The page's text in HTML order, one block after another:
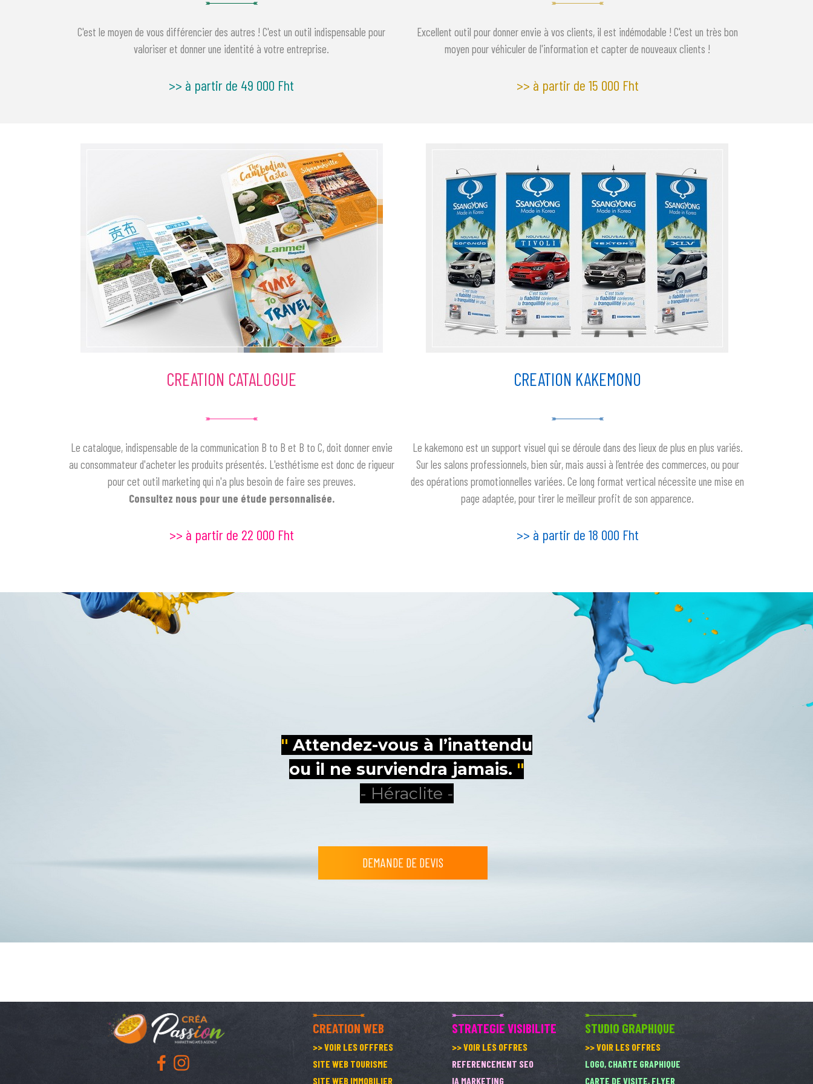
C'est le moyen de vous différencier des autres ! C'est un outil indispensable pour
valoriser et donner une identité à votre entreprise.
>> à partir de 49 000 Fht
Excellent outil pour donner envie à vos clients, il est indémodable ! C'est un très bon
moyen pour véhiculer de l'information et capter de nouveaux clients !
>> à partir de 15 000 Fht
CREATION CATALOGUE
Le catalogue, indispensable de la communication B to B et B to C, doit donner envie
au consommateur d'acheter les produits présentés. L'esthétisme est donc de rigueur
pour cet outil marketing qui n'a plus besoin de faire ses preuves.
Consultez nous pour une étude personnalisée.
>> à partir de 22 000 Fht
CREATION KAKEMONO
Le kakemono est un support visuel qui se déroule dans des lieux de plus en plus variés.
Sur les salons professionnels, bien sûr, mais aussi à l’entrée des commerces, ou pour
des opérations promotionnelles variées. Ce long format vertical nécessite une mise en
page adaptée, pour tirer le meilleur profit de son apparence.
>> à partir de 18 000 Fht
" Attendez-vous à l’inattendu
ou il ne surviendra jamais. "
- Héraclite -
DEMANDE DE DEVIS
STRATEGIE VISIBILITE
>> VOIR LES OFFRES
REFERENCEMENT SEO
IA MARKETING
STUDIO GRAPHIQUE
>> VOIR LES OFFRES
LOGO, CHARTE GRAPHIQUE
CARTE DE VISITE, FLYER
CREATION WEB
>> VOIR LES OFFFRES
SITE WEB TOURISME
SITE WEB IMMOBILIER